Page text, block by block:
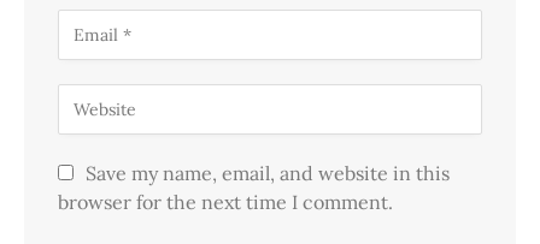
Save my name, email, and website in this
browser for the next time I comment.